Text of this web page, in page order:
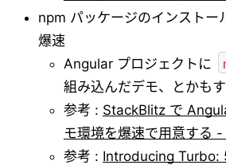
npm パッケージのインストー
爆速
Angular プロジェクトに
組み込んだデモ、とかも
参考 : StackBlitz で
モ環境を爆速で用意する
参考 : Introducing Turbo: